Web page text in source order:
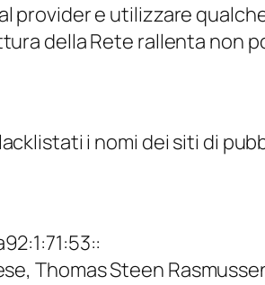
provider e utilizzare
della Rete rallenta non
i nomi dei siti di
Thomas Steen